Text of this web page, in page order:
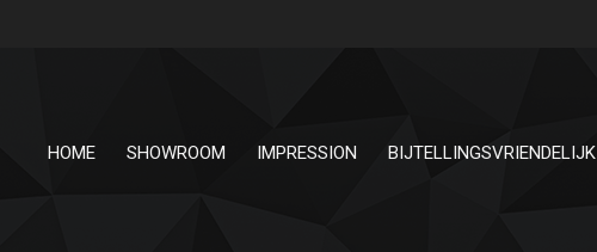
HOME SHOWROOM IMPRESSION BIJTELLINGSVRIENDELIJK